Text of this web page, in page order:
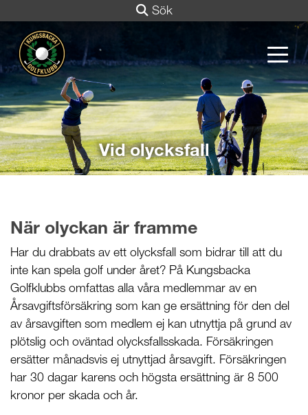
Sök
Vid olycksfall
När olyckan är framme
Har du drabbats av ett olycksfall som bidrar till att du
inte kan spela golf under året? På Kungsbacka
Golfklubbs omfattas alla våra medlemmar av en
Årsavgiftsförsäkring som kan ge ersättning för den del
av årsavgiften som medlem ej kan utnyttja på grund av
plötslig och oväntad olycksfallsskada. Försäkringen
ersätter månadsvis ej utnyttjad årsavgift. Försäkringen
har 30 dagar karens och högsta ersättning är 8 500
kronor per skada och år.